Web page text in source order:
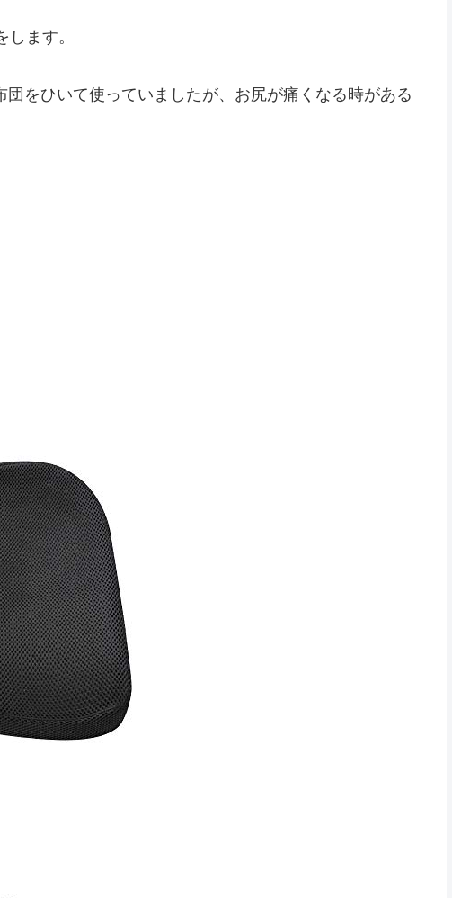
します。
をひいて使っていましたが、お尻が痛くなる時がある